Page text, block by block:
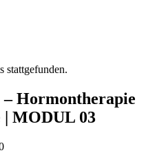
stattgefunden.
Hormontherapie
MODUL 03